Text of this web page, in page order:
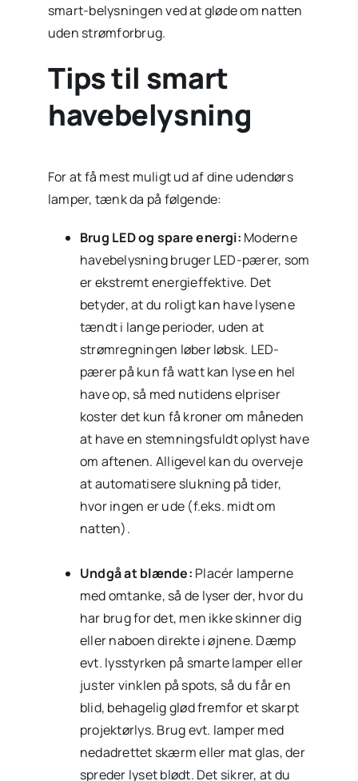
smart-belysningen ved at gløde om natten
uden strømforbrug.
Tips til smart
havebelysning
For at få mest muligt ud af dine udendørs
lamper, tænk da på følgende:
Brug LED og spare energi: Moderne
havebelysning bruger LED-pærer, som
er ekstremt energieffektive. Det
betyder, at du roligt kan have lysene
tændt i lange perioder, uden at
strømregningen løber løbsk. LED-
pærer på kun få watt kan lyse en hel
have op, så med nutidens elpriser
koster det kun få kroner om måneden
at have en stemningsfuldt oplyst have
om aftenen. Alligevel kan du overveje
at automatisere slukning på tider,
hvor ingen er ude (f.eks. midt om
natten).
Undgå at blænde: Placér lamperne
med omtanke, så de lyser der, hvor du
har brug for det, men ikke skinner dig
eller naboen direkte i øjnene. Dæmp
evt. lysstyrken på smarte lamper eller
juster vinklen på spots, så du får en
blid, behagelig glød fremfor et skarpt
projektørlys. Brug evt. lamper med
nedadrettet skærm eller mat glas, der
spreder lyset blødt. Det sikrer, at du